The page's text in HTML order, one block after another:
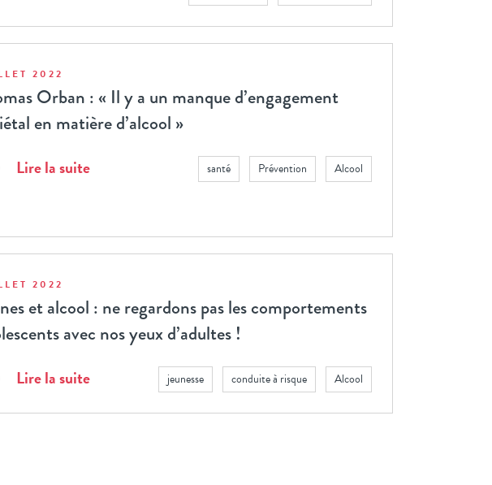
2022
Orban : « Il y a un manque d’engagement
en matière d’alcool »
Alcool
Prévention
santé
Lire la suite
2022
et alcool : ne regardons pas les comportements
avec nos yeux d’adultes !
Alcool
conduite à risque
jeunesse
Lire la suite